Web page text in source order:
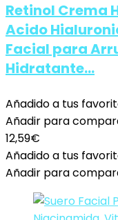
Retinol Crema
Acido
Facial para
Hidratante…
Añadido a tus
Añadir para
12,59€
Añadido a tus
Añadir para